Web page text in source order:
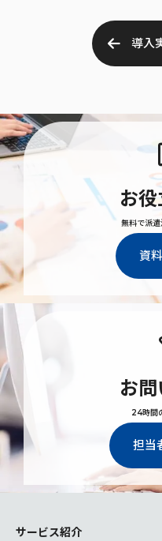
導入
お
無料で派
資
お
24時間
担当
サービス紹介